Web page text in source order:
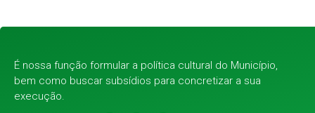
É nossa função formular a política cultural do Município,
bem como buscar subsídios para concretizar a sua
execução.